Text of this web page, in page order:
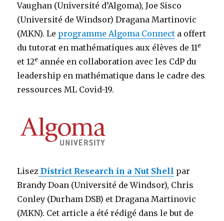
Vaughan (Université d’Algoma), Joe Sisco
(Université de Windsor) Dragana Martinovic
(MKN). Le programme Algoma Connect a offert
du tutorat en mathématiques aux élèves de 11e
et 12e année en collaboration avec les CdP du
leadership en mathématique dans le cadre des
ressources ML Covid-19.
Lisez District Research in a Nut Shell par
Brandy Doan (Université de Windsor), Chris
Conley (Durham DSB) et Dragana Martinovic
(MKN). Cet article a été rédigé dans le but de